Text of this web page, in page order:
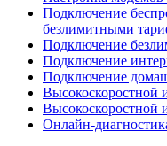
Подключение
безлимитными
Подключение
Подключение
Подключение
Высокоскоростной
Высокоскоростной
Онлайн-